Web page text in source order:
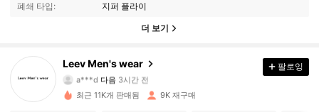
폐쇄 타입:
지퍼 플라이
더 보기
Leev Men's wear
a***d 다음 3시간 전
가 탐색 중입니다
4.89
5.1K 팔로워
팔로잉
최근 11K개 판매됨 9K 재구매